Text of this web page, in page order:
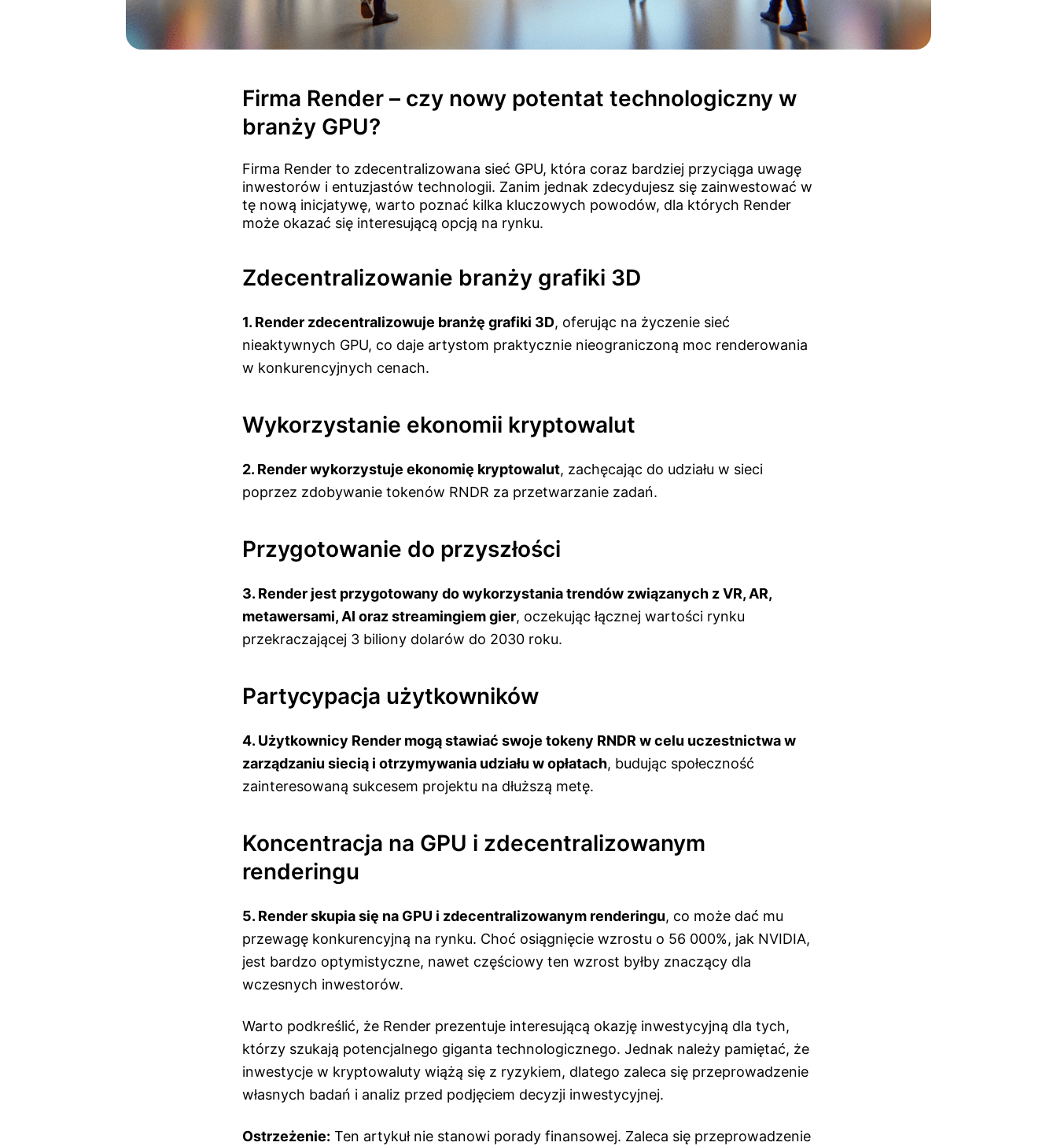
Firma Render – czy nowy potentat technologiczny w
branży GPU?
Firma Render to zdecentralizowana sieć GPU, która coraz bardziej przyciąga uwagę
inwestorów i entuzjastów technologii. Zanim jednak zdecydujesz się zainwestować w
tę nową inicjatywę, warto poznać kilka kluczowych powodów, dla których Render
może okazać się interesującą opcją na rynku.
Zdecentralizowanie branży grafiki 3D
1. Render zdecentralizowuje branżę grafiki 3D, oferując na życzenie sieć
nieaktywnych GPU, co daje artystom praktycznie nieograniczoną moc renderowania
w konkurencyjnych cenach.
Wykorzystanie ekonomii kryptowalut
2. Render wykorzystuje ekonomię kryptowalut, zachęcając do udziału w sieci
poprzez zdobywanie tokenów RNDR za przetwarzanie zadań.
Przygotowanie do przyszłości
3. Render jest przygotowany do wykorzystania trendów związanych z VR, AR,
metawersami, AI oraz streamingiem gier, oczekując łącznej wartości rynku
przekraczającej 3 biliony dolarów do 2030 roku.
Partycypacja użytkowników
4. Użytkownicy Render mogą stawiać swoje tokeny RNDR w celu uczestnictwa w
zarządzaniu siecią i otrzymywania udziału w opłatach, budując społeczność
zainteresowaną sukcesem projektu na dłuższą metę.
Koncentracja na GPU i zdecentralizowanym
renderingu
5. Render skupia się na GPU i zdecentralizowanym renderingu, co może dać mu
przewagę konkurencyjną na rynku. Choć osiągnięcie wzrostu o 56 000%, jak NVIDIA,
jest bardzo optymistyczne, nawet częściowy ten wzrost byłby znaczący dla
wczesnych inwestorów.
Warto podkreślić, że Render prezentuje interesującą okazję inwestycyjną dla tych,
którzy szukają potencjalnego giganta technologicznego. Jednak należy pamiętać, że
inwestycje w kryptowaluty wiążą się z ryzykiem, dlatego zaleca się przeprowadzenie
własnych badań i analiz przed podjęciem decyzji inwestycyjnej.
Ostrzeżenie: Ten artykuł nie stanowi porady finansowej. Zaleca się przeprowadzenie